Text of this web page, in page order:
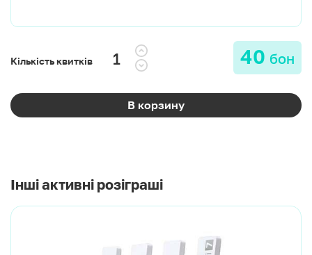
Кількість квитків 40 бон
В корзину
Інші активні розіграші